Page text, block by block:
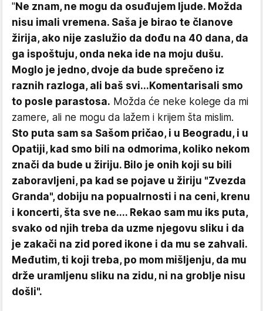
"Ne znam, ne mogu da osuđujem ljude. Možda
nisu imali vremena. Saša je birao te članove
žirija, ako nije zaslužio da dođu na 40 dana, da
ga ispoštuju, onda neka ide na moju dušu.
Moglo je jedno, dvoje da bude sprečeno iz
raznih razloga, ali baš svi... Komentarisali smo
to posle parastosa. Možda će neke kolege da mi
zamere, ali ne mogu da lažem i krijem šta mislim.
Sto puta sam sa Sašom pričao, i u Beogradu, i u
Opatiji, kad smo bili na odmorima, koliko nekom
znači da bude u žiriju. Bilo je onih koji su bili
zaboravljeni, pa kad se pojave u žiriju "Zvezda
Granda", dobiju na popualrnosti i na ceni, krenu
i koncerti, šta sve ne.... Rekao sam mu iks puta,
svako od njih treba da uzme njegovu sliku i da
je zakači na zid pored ikone i da mu se zahvali.
Međutim, ti koji treba, po mom mišljenju, da mu
drže uramljenu sliku na zidu, ni na groblje nisu
došli".